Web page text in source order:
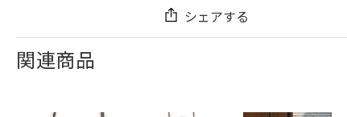
シェアする
関連商品